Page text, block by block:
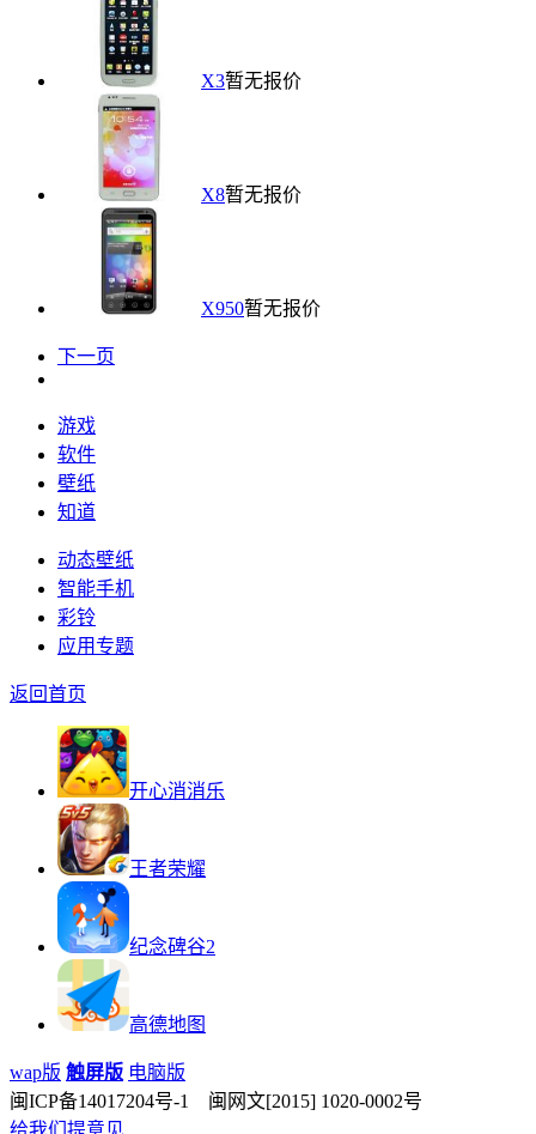
X3暂无报价
X8暂无报价
X950暂无报价
下一页
游戏
软件
壁纸
知道
动态壁纸
智能手机
彩铃
应用专题
返回首页
开心消消乐
王者荣耀
纪念碑谷2
高德地图
wap版 触屏版 电脑版
闽ICP备14017204号-1 闽网文[2015] 1020-0002号
给我们提意见